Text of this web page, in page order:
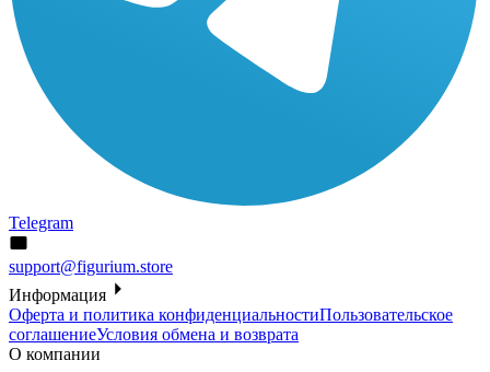
Telegram
support@figurium.store
Информация
Оферта и политика конфиденциальностиПользовательское
соглашениеУсловия обмена и возврата
О компании